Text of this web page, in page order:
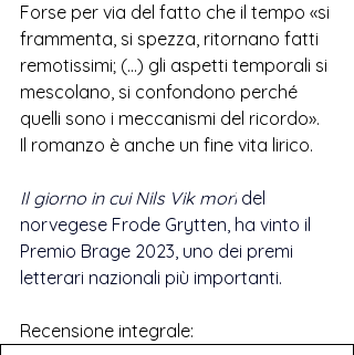
Forse per via del fatto che il tempo «si
frammenta, si spezza, ritornano fatti
remotissimi; (...) gli aspetti temporali si
mescolano, si confondono perché
quelli sono i meccanismi del ricordo».
Il romanzo è anche un fine vita lirico.
Il giorno in cui Nils Vik morì del
norvegese Frode Grytten, ha vinto il
Premio Brage 2023, uno dei premi
letterari nazionali più importanti.
Recensione integrale: